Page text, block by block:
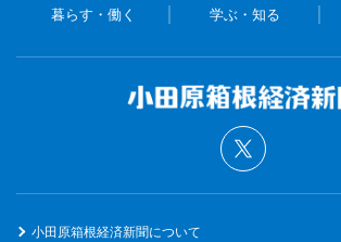
暮らす・働く 学ぶ・知る
小田原箱根経済新聞について